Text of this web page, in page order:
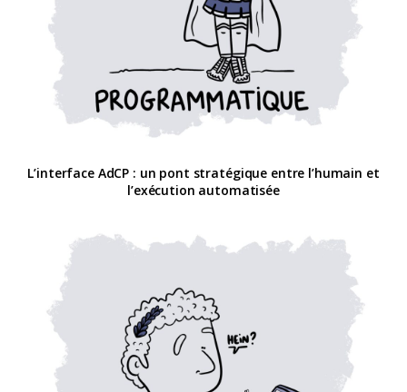
L’interface AdCP : un pont stratégique entre l’humain et
l’exécution automatisée